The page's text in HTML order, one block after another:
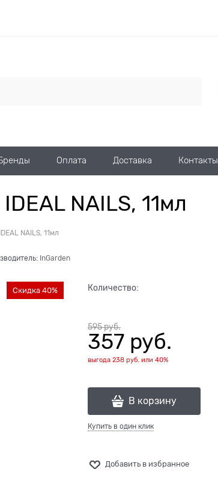
Оплата Доставка Контакты
NAILS, 11мл
NAILS, 11мл
InGarden
Скидка 40% Количество:
595 руб.
357 руб.
выгода 238 руб. или 40%
В корзину
Купить в один клик
Добавить в избранное